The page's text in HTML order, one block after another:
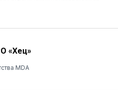
«Хец»
MDA